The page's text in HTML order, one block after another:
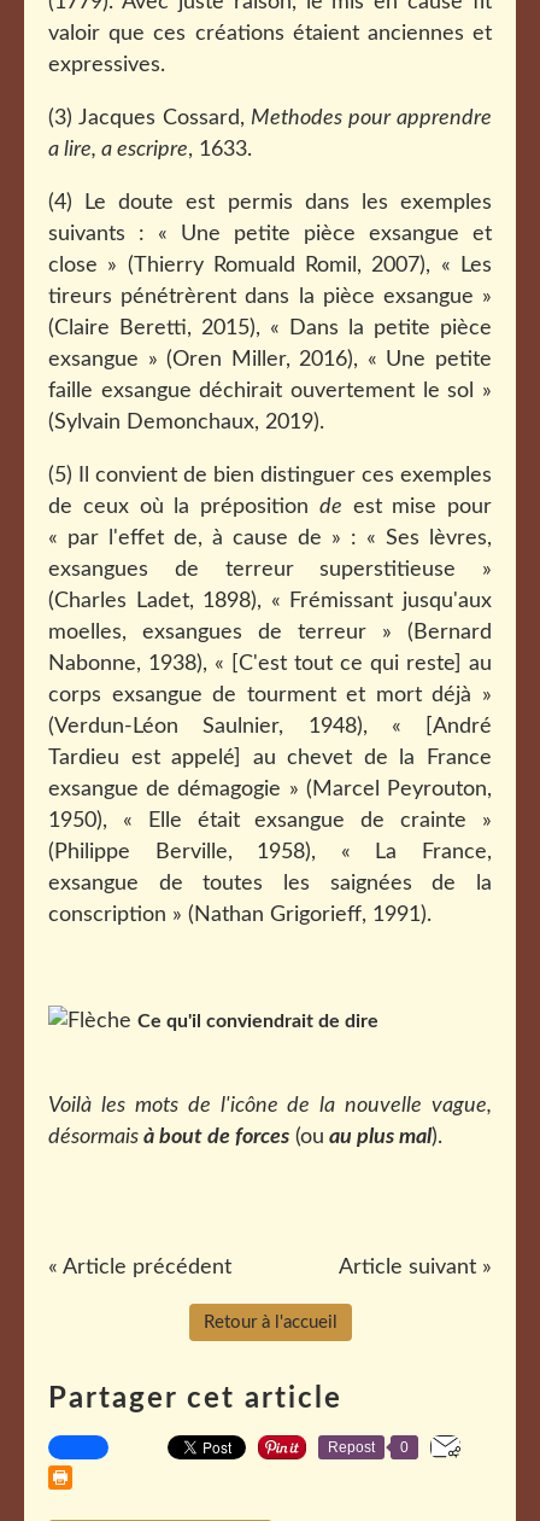
valoir que ces créations étaient anciennes et
expressives.
(3) Jacques Cossard, Methodes pour apprendre
a lire, a escripre, 1633.
(4) Le doute est permis dans les exemples
suivants : « Une petite pièce exsangue et
close » (Thierry Romuald Romil, 2007), « Les
tireurs pénétrèrent dans la pièce exsangue »
(Claire Beretti, 2015), « Dans la petite pièce
exsangue » (Oren Miller, 2016), « Une petite
faille exsangue déchirait ouvertement le sol »
(Sylvain Demonchaux, 2019).
(5) Il convient de bien distinguer ces exemples
de ceux où la préposition de est mise pour
« par l'effet de, à cause de » : « Ses lèvres,
exsangues de terreur superstitieuse »
(Charles Ladet, 1898), « Frémissant jusqu'aux
moelles, exsangues de terreur » (Bernard
Nabonne, 1938), « [C'est tout ce qui reste] au
corps exsangue de tourment et mort déjà »
(Verdun-Léon Saulnier, 1948), « [André
Tardieu est appelé] au chevet de la France
exsangue de démagogie » (Marcel Peyrouton,
1950), « Elle était exsangue de crainte »
(Philippe Berville, 1958), « La France,
exsangue de toutes les saignées de la
conscription » (Nathan Grigorieff, 1991).
Ce qu'il conviendrait de dire
Voilà les mots de l'icône de la nouvelle vague,
désormais à bout de forces (ou au plus mal).
« Article précédent Article suivant »
Retour à l'accueil
Partager cet article
Repost 0